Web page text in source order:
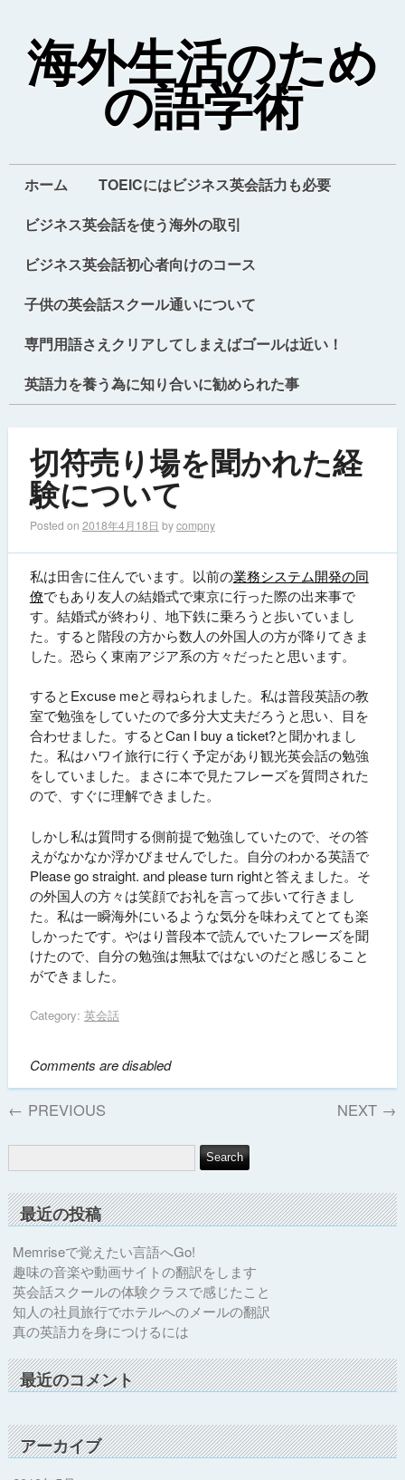
海外生活のため
の語学術
ホーム
TOEICにはビジネス英会話力も必要
ビジネス英会話を使う海外の取引
ビジネス英会話初心者向けのコース
子供の英会話スクール通いについて
専門用語さえクリアしてしまえばゴールは近い！
英語力を養う為に知り合いに勧められた事
切符売り場を聞かれた経
験について
Posted on 2018年4月18日 bycompny
私は田舎に住んでいます。以前の業務システム開発の同
僚でもあり友人の結婚式で東京に行った際の出来事で
す。結婚式が終わり、地下鉄に乗ろうと歩いていまし
た。すると階段の方から数人の外国人の方が降りてきま
した。恐らく東南アジア系の方々だったと思います。
するとExcuse meと尋ねられました。私は普段英語の教
室で勉強をしていたので多分大丈夫だろうと思い、目を
合わせました。するとCan I buy a ticket?と聞かれまし
た。私はハワイ旅行に行く予定があり観光英会話の勉強
をしていました。まさに本で見たフレーズを質問された
ので、すぐに理解できました。
しかし私は質問する側前提で勉強していたので、その答
えがなかなか浮かびませんでした。自分のわかる英語で
Please go straight. and please turn rightと答えました。そ
の外国人の方々は笑顔でお礼を言って歩いて行きまし
た。私は一瞬海外にいるような気分を味わえてとても楽
しかったです。やはり普段本で読んでいたフレーズを聞
けたので、自分の勉強は無駄ではないのだと感じること
ができました。
Category: 英会話
Comments are disabled
← PREVIOUS NEXT →
最近の投稿
Memriseで覚えたい言語へGo!
趣味の音楽や動画サイトの翻訳をします
英会話スクールの体験クラスで感じたこと
知人の社員旅行でホテルへのメールの翻訳
真の英語力を身につけるには
最近のコメント
アーカイブ